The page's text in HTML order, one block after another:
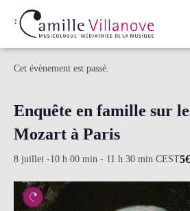
« Tous les Évènements
Cet évènement est passé.
Enquête en famille sur
Mozart à Paris
8 juillet -10 h 00 min - 11 h 30 min CEST